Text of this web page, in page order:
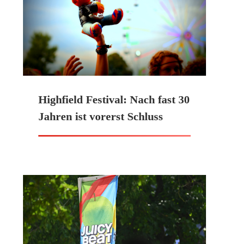
Highfield Festival: Nach fast 30
Jahren ist vorerst Schluss